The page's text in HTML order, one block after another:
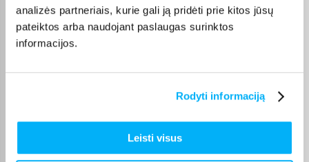
analizės partneriais, kurie gali ją pridėti prie kitos jūsų
pateiktos arba naudojant paslaugas surinktos
informacijos.
Rodyti informaciją
Leisti visus
Pirkėjų atsiliepimai apie prekes